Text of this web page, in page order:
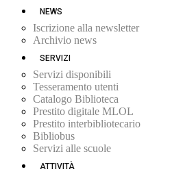
NEWS
Iscrizione alla newsletter
Archivio news
SERVIZI
Servizi disponibili
Tesseramento utenti
Catalogo Biblioteca
Prestito digitale MLOL
Prestito interbibliotecario
Bibliobus
Servizi alle scuole
ATTIVITÀ